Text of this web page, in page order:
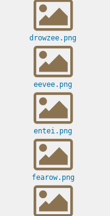
drowzee.png
eevee.png
entei.png
fearow.png